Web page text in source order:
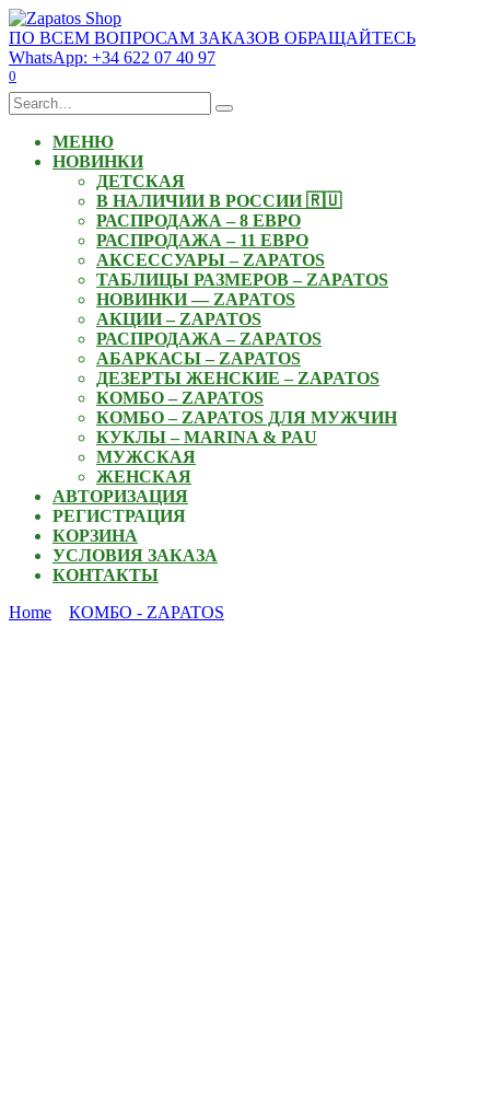
Skip
to
content
ПО ВСЕМ ВОПРОСАМ ЗАКАЗОВ ОБРАЩАЙТЕСЬ
WhatsApp: +34 622 07 40 97
0
Search
for:
МЕНЮ
НОВИНКИ
ДЕТСКАЯ
В НАЛИЧИИ В РОССИИ 🇷🇺
РАСПРОДАЖА – 8 ЕВРО
РАСПРОДАЖА – 11 ЕВРО
АКСЕССУАРЫ – ZAPATOS
ТАБЛИЦЫ РАЗМЕРОВ – ZAPATOS
НОВИНКИ — ZAPATOS
АКЦИИ – ZAPATOS
РАСПРОДАЖА – ZAPATOS
АБАРКАСЫ – ZAPATOS
ДЕЗЕРТЫ ЖЕНСКИЕ – ZAPATOS
КОМБО – ZAPATOS
КОМБО – ZAPATOS ДЛЯ МУЖЧИН
КУКЛЫ – MARINA & PAU
МУЖСКАЯ
ЖЕНСКАЯ
АВТОРИЗАЦИЯ
РЕГИСТРАЦИЯ
КОРЗИНА
УСЛОВИЯ ЗАКАЗА
КОНТАКТЫ
Home
КОМБО - ZAPATOS